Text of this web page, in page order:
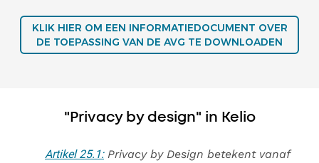
KLIK HIER OM EEN INFORMATIEDOCUMENT OVER
DE TOEPASSING VAN DE AVG TE DOWNLOADEN
"Privacy by design" in Kelio
Artikel 25.1:Privacy by Design betekent vanaf